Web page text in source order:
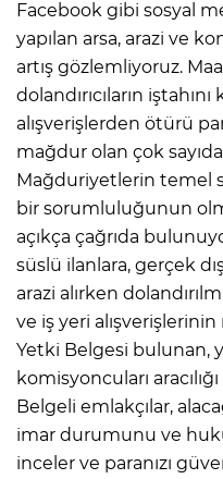
Facebook gibi sosyal
yapılan arsa, arazi ve
artış gözlemliyoruz.
dolandırıcıların
alışverişlerden ötürü
mağdur olan çok
Mağduriyetlerin temel
bir sorumluluğunun
açıkça çağrıda
süslü ilanlara, gerçek
arazi alırken
ve iş yeri
Yetki Belgesi bulunan,
komisyoncuları
Belgeli emlakçılar,
imar durumunu ve
inceler ve paranızı